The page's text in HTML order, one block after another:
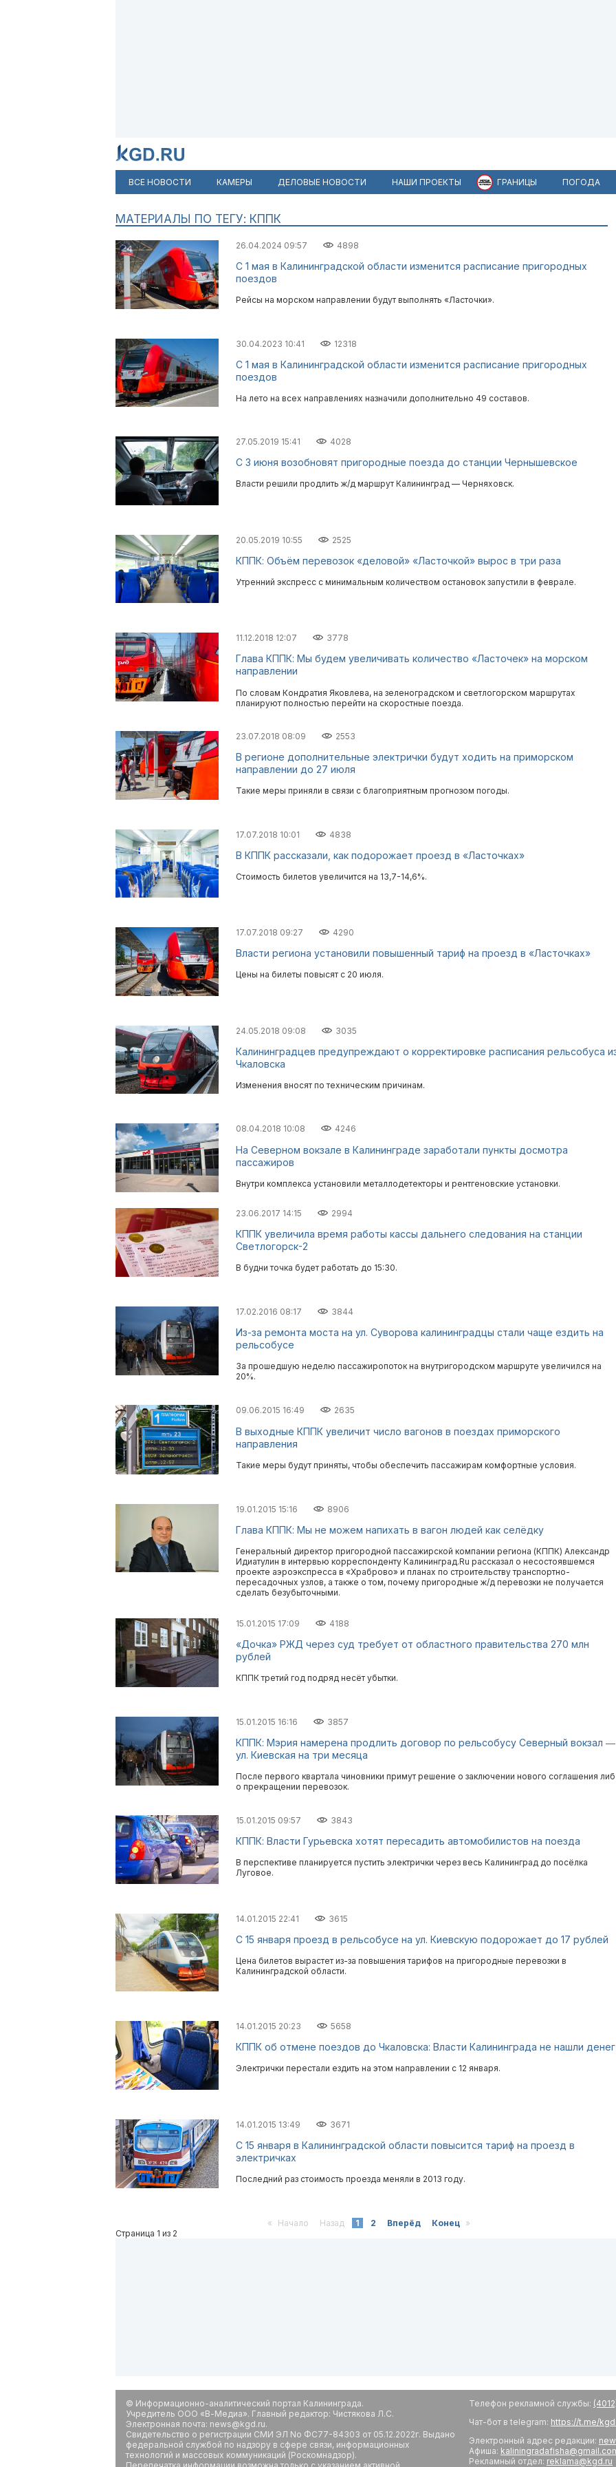
ВСЕ НОВОСТИ КАМЕРЫ ДЕЛОВЫЕ НОВОСТИ НАШИ ПРОЕКТЫ ГРАНИЦЫ ПОГОДА
МАТЕРИАЛЫ ПО ТЕГУ: КППК
26.04.2024 09:57 4898
С 1 мая в Калининградской области изменится расписание пригородных
поездов
Рейсы на морском направлении будут выполнять «Ласточки».
30.04.2023 10:41 12318
С 1 мая в Калининградской области изменится расписание пригородных
поездов
На лето на всех направлениях назначили дополнительно 49 составов.
27.05.2019 15:41 4028
С 3 июня возобновят пригородные поезда до станции Чернышевское
Власти решили продлить ж/д маршрут Калининград — Черняховск.
20.05.2019 10:55 2525
КППК: Объём перевозок «деловой» «Ласточкой» вырос в три раза
Утренний экспресс с минимальным количеством остановок запустили в феврале.
11.12.2018 12:07 3778
Глава КППК: Мы будем увеличивать количество «Ласточек» на морском
направлении
По словам Кондратия Яковлева, на зеленоградском и светлогорском маршрутах
планируют полностью перейти на скоростные поезда.
23.07.2018 08:09 2553
В регионе дополнительные электрички будут ходить на приморском
направлении до 27 июля
Такие меры приняли в связи с благоприятным прогнозом погоды.
17.07.2018 10:01 4838
В КППК рассказали, как подорожает проезд в «Ласточках»
Стоимость билетов увеличится на 13,7-14,6%.
17.07.2018 09:27 4290
Власти региона установили повышенный тариф на проезд в «Ласточках»
Цены на билеты повысят с 20 июля.
24.05.2018 09:08 3035
Калининградцев предупреждают о корректировке расписания рельсобуса
Чкаловска
Изменения вносят по техническим причинам.
08.04.2018 10:08 4246
На Северном вокзале в Калининграде заработали пункты досмотра
пассажиров
Внутри комплекса установили металлодетекторы и рентгеновские установки.
23.06.2017 14:15 2994
КППК увеличила время работы кассы дальнего следования на станции
Светлогорск-2
В будни точка будет работать до 15:30.
17.02.2016 08:17 3844
Из-за ремонта моста на ул. Суворова калининградцы стали чаще ездить на
рельсобусе
За прошедшую неделю пассажиропоток на внутригородском маршруте увеличился на
20%.
09.06.2015 16:49 2635
В выходные КППК увеличит число вагонов в поездах приморского
направления
Такие меры будут приняты, чтобы обеспечить пассажирам комфортные условия.
19.01.2015 15:16 8906
Глава КППК: Мы не можем напихать в вагон людей как селёдку
Генеральный директор пригородной пассажирской компании региона (КППК) Александр
Идиатулин в интервью корреспонденту Калининград.Ru рассказал о несостоявшемся
проекте аэроэкспресса в «Храброво» и планах по строительству транспортно-
пересадочных узлов, а также о том, почему пригородные ж/д перевозки не получается
сделать безубыточными.
15.01.2015 17:09 4188
«Дочка» РЖД через суд требует от областного правительства 270 млн
рублей
КППК третий год подряд несёт убытки.
15.01.2015 16:16 3857
КППК: Мэрия намерена продлить договор по рельсобусу Северный вокзал ―
ул. Киевская на три месяца
После первого квартала чиновники примут решение о заключении нового соглашения
о прекращении перевозок.
15.01.2015 09:57 3843
КППК: Власти Гурьевска хотят пересадить автомобилистов на поезда
В перспективе планируется пустить электрички через весь Калининград до посёлка
Луговое.
14.01.2015 22:41 3615
С 15 января проезд в рельсобусе на ул. Киевскую подорожает до 17 рублей
Цена билетов вырастет из-за повышения тарифов на пригородные перевозки в
Калининградской области.
14.01.2015 20:23 5658
КППК об отмене поездов до Чкаловска: Власти Калининграда не нашли денег
Электрички перестали ездить на этом направлении с 12 января.
14.01.2015 13:49 3671
С 15 января в Калининградской области повысится тариф на проезд в
электричках
Последний раз стоимость проезда меняли в 2013 году.
« Начало Назад 1 2 Вперёд Конец
»
Страница 1 из 2
© Информационно-аналитический портал Калининграда.
Учредитель ООО «В-Медиа». Главный редактор: Чистякова Л.С.
Электронная почта: news@kgd.ru.
Свидетельство о регистрации СМИ ЭЛ No ФС77-84303 от 05.12.2022г. Выдано
федеральной службой по надзору в сфере связи, информационных
технологий и массовых коммуникаций (Роскомнадзор).
Телефон рекламной службы:
Чат-бот в telegram: https://t.me/
Электронный адрес редакции:
Афиша:
Рекламный отдел: reklama@kgd.ru